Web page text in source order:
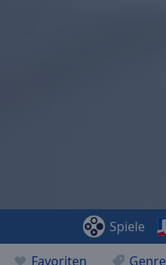
Favoriten
Spiele